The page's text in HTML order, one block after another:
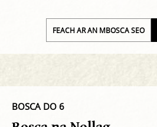
FEACH AR AN MBOSCA SEO
BOSCA DO 6